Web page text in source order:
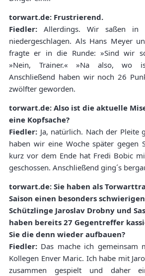
torwart.de: Frustrierend.
Fiedler: Allerdings. Wir saßen in
niedergeschlagen. Als Hans Meyer
fragte er in die Runde: »Sind wir
»Nein, Trainer.« »Na also, wo
Anschließend haben wir noch 26
zwölfter geworden.
torwart.de: Also ist die aktuelle
eine Kopfsache?
Fiedler: Ja, natürlich. Nach der Pleite
haben wir eine Woche später gegen
kurz vor dem Ende hat Fredi Bobic
geschossen. Anschließend ging´s
torwart.de: Sie haben als
Saison einen besonders
Schützlinge Jaroslav Drobny und
haben bereits 27 Gegentreffer
Sie die denn wieder aufbauen?
Fiedler: Das mache ich gemeinsam
Kollegen Enver Maric. Ich habe mit
zusammen gespielt und daher